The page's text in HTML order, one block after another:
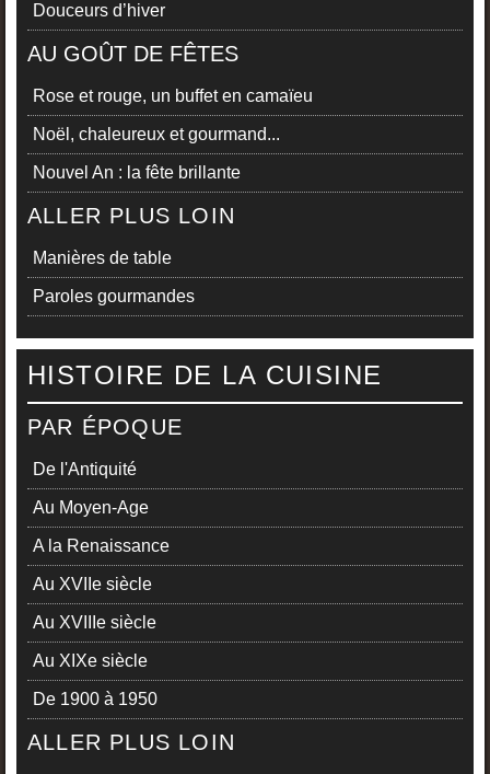
Douceurs d’hiver
AU GOÛT DE FÊTES
Rose et rouge, un buffet en camaïeu
Noël, chaleureux et gourmand...
Nouvel An : la fête brillante
ALLER PLUS LOIN
Manières de table
Paroles gourmandes
HISTOIRE DE LA CUISINE
PAR ÉPOQUE
De l'Antiquité
Au Moyen-Age
A la Renaissance
Au XVIIe siècle
Au XVIIIe siècle
Au XIXe siècle
De 1900 à 1950
ALLER PLUS LOIN